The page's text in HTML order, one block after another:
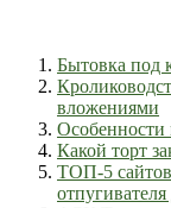
Бытовка под
вложениями
Особенности
Какой торт
ТОП-5